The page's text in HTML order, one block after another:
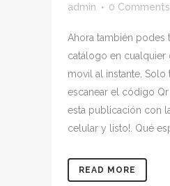
admin
0 Comments
Ahora también podes
catálogo en cualquier
movil al instante. Solo
escanear el código
esta publicación con
celular y listo!. Qué
READ MORE